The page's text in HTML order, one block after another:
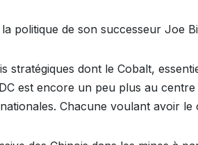
politique de son successeur Joe
stratégiques dont le Cobalt,
est encore un peu plus au
Chacune voulant avoir